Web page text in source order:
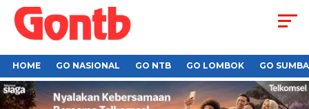
HOME GO NASIONAL GO NTB GO LOMBOK GO